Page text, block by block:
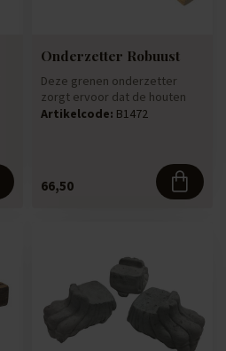
Onderzetter Robuust
Deze grenen onderzetter
zorgt ervoor dat de houten
regenton hoger staat en de
Artikelcode: B1472
66,50